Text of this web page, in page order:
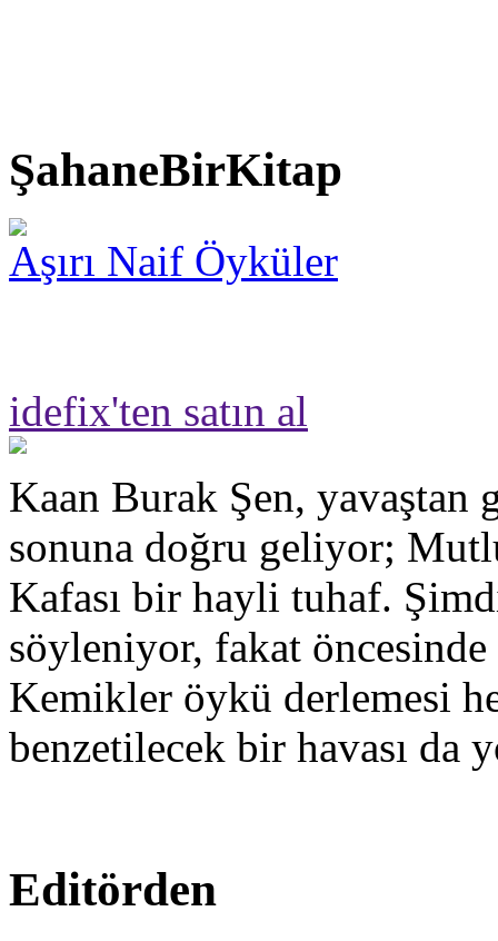
ŞahaneBirKitap
Aşırı Naif Öyküler
idefix'ten satın al
Kaan Burak Şen, yavaştan
sonuna doğru geliyor;
Kafası bir hayli tuhaf.
söyleniyor, fakat
Kemikler öykü derlemesi
benzetilecek bir havası da
Editörden